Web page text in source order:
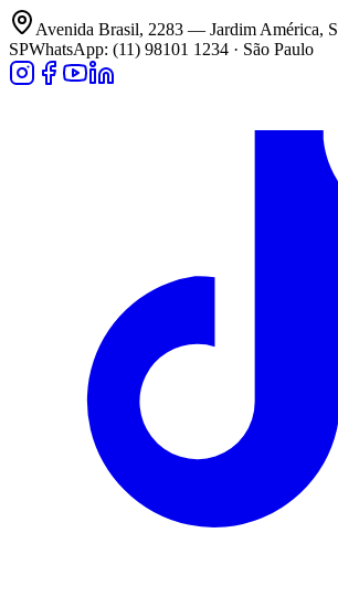
Avenida Brasil, 2283 — Jardim América,
SPWhatsApp: (11) 98101 1234 · São Paulo